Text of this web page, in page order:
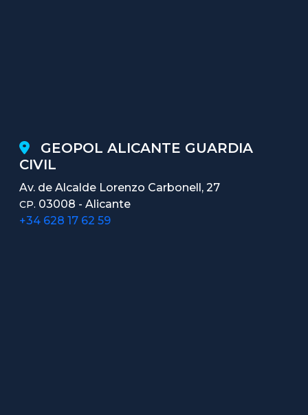
GEOPOL ALICANTE GUARDIA
CIVIL
Av. de Alcalde Lorenzo Carbonell, 27
CP. 03008 - Alicante
+34 628 17 62 59